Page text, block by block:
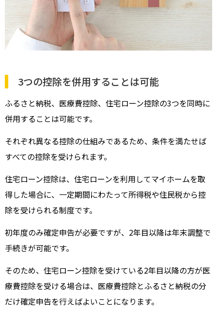
3つの控除を併用することは可能
ふるさと納税、医療費控除、住宅ローン控除の3つを同時に
併用することは可能です。
それぞれ異なる控除の仕組みであるため、条件を満たせば
すべての控除を受けられます。
住宅ローン控除は、住宅ローンを利用してマイホームを取
得した場合に、一定期間にわたって所得税や住民税から控
除を受けられる制度です。
初年度のみ確定申告が必要ですが、2年目以降は年末調整で
手続きが可能です。
そのため、住宅ローン控除を受けている2年目以降の方が医
療費控除を受ける場合は、医療費控除とふるさと納税の分
だけ確定申告を行えばよいことになります。